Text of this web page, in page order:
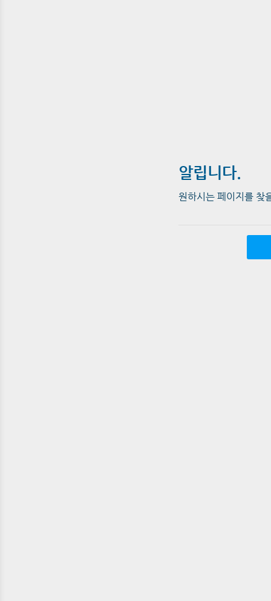
알립니다.
원하시는 페이지를 찾